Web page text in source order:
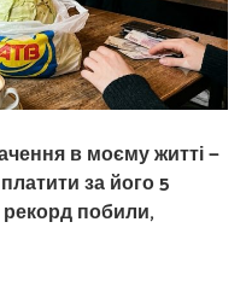
в моєму житті —
за його 5
побили,